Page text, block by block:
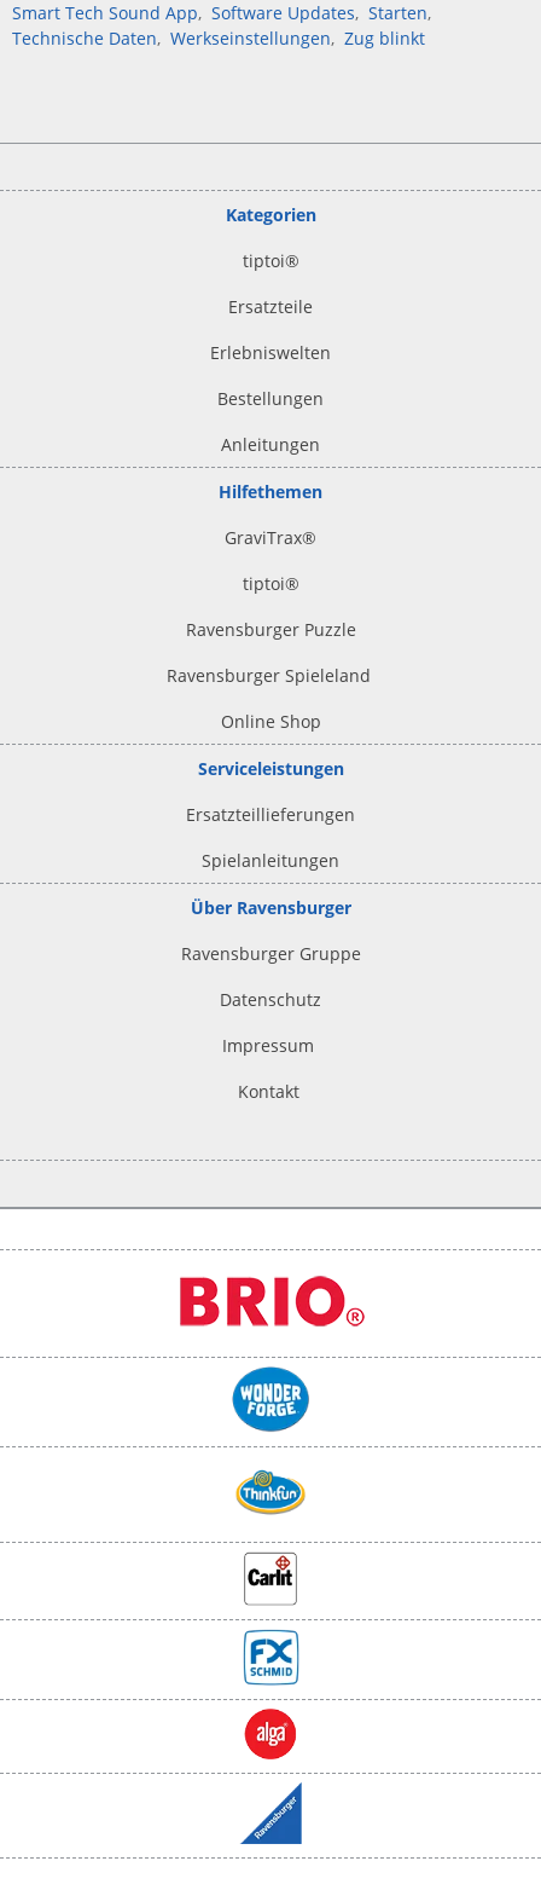
Smart Tech Sound App
Software Updates
Starten
Technische Daten
Werkseinstellungen Zug blinkt
Kategorien
tiptoi®
Ersatzteile
Erlebniswelten
Bestellungen
Anleitungen
Hilfethemen
GraviTrax®
tiptoi®
Ravensburger Puzzle
Ravensburger Spieleland
Online Shop
Serviceleistungen
Ersatzteillieferungen
Spielanleitungen
Über Ravensburger
Ravensburger Gruppe
Datenschutz
Impressum
Kontakt